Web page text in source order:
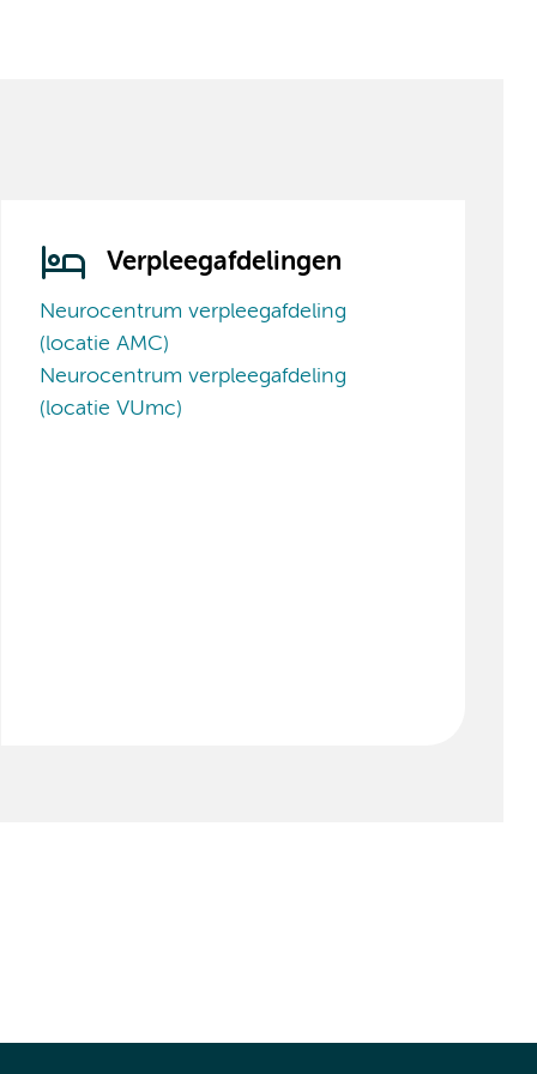
Verpleegafdelingen
Neurocentrum verpleegafdeling
(locatie AMC)
Neurocentrum verpleegafdeling
(locatie VUmc)